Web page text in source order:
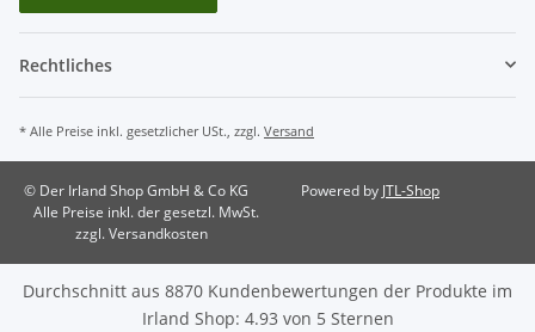
Rechtliches
* Alle Preise inkl. gesetzlicher USt., zzgl. Versand
© Der Irland Shop GmbH & Co KG
Alle Preise inkl. der gesetzl. MwSt.
zzgl. Versandkosten
Powered by JTL-Shop
Durchschnitt aus 8870 Kundenbewertungen der Produkte im
Irland Shop: 4.93 von 5 Sternen